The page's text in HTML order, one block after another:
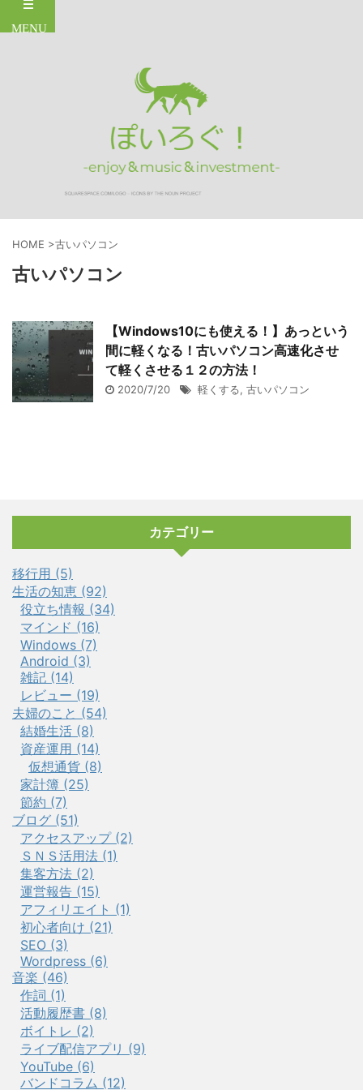
HOME >古いパソコン
古いパソコン
【Windows10にも使える！】あっという
間に軽くなる！古いパソコン高速化させ
て軽くさせる１２の方法！
2020/7/20 軽くする, 古いパソコン
カテゴリー
移行用 (5)
生活の知恵 (92)
役立ち情報 (34)
マインド (16)
Windows (7)
Android (3)
雑記 (14)
レビュー (19)
夫婦のこと (54)
結婚生活 (8)
資産運用 (14)
仮想通貨 (8)
家計簿 (25)
節約 (7)
ブログ (51)
アクセスアップ (2)
ＳＮＳ活用法 (1)
集客方法 (2)
運営報告 (15)
アフィリエイト (1)
初心者向け (21)
SEO (3)
Wordpress (6)
音楽 (46)
作詞 (1)
活動履歴書 (8)
ボイトレ (2)
ライブ配信アプリ (9)
YouTube (6)
バンドコラム (12)